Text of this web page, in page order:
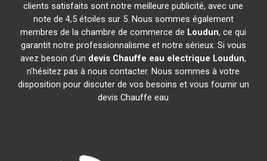
clients satisfaits sont notre meilleure publicité, avec une
note de 4,5 étoiles sur 5. Nous sommes également
membres de la chambre de commerce de Loudun, ce qui
garantit notre professionnalisme et notre sérieux. Si vous
avez besoin d'un devis Chauffe eau electrique Loudun,
n'hésitez pas à nous contacter. Nous sommes à votre
disposition pour discuter de vos besoins et vous fournir un
devis Chauffe eau